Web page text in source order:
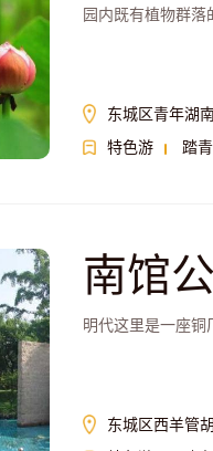
园内既有植物群
东城区青年湖
特色游
踏青
南馆
明代这里是一座铜
东城区西羊管